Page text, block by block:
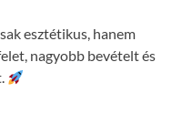
esztétikus, hanem
nagyobb bevételt és